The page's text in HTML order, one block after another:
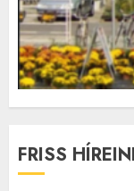
FRISS